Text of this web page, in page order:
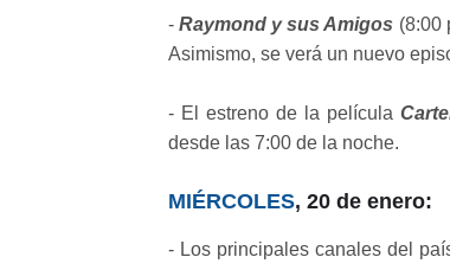
-Raymond y sus Amigos (8:00
Asimismo, se verá un nuevo
- El estreno de la película
desde las 7:00 de la noche.
MIÉRCOLES, 20 de enero:
- Los principales canales del